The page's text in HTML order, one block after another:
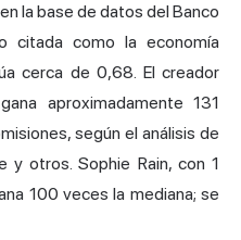
la base de datos del Banco
citada como la economía
cerca de 0,68. El creador
aproximadamente 131
según el análisis de
y otros. Sophie Rain, con 1
100 veces la mediana; se